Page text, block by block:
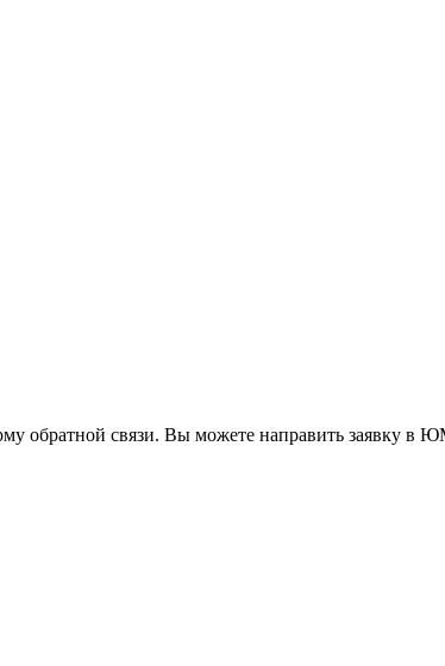
обратной связи. Вы можете направить заявку в